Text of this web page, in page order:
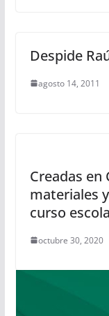
Despide
agosto 14, 2011
Creadas en
materiales
curso
octubre 30, 2020